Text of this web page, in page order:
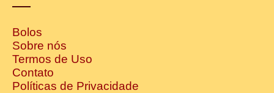
Bolos
Sobre nós
Termos de Uso
Contato
Políticas de Privacidade